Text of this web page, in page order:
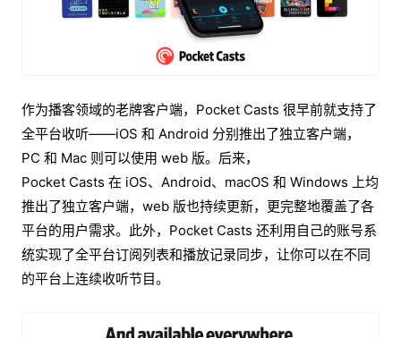
作为播客领域的老牌客户端，Pocket Casts 很早前就支持了
全平台收听——iOS 和 Android 分别推出了独立客户端，
PC 和 Mac 则可以使用 web 版。后来，
Pocket Casts 在 iOS、Android、macOS 和 Windows 上均
推出了独立客户端，web 版也持续更新，更完整地覆盖了各
平台的用户需求。此外，Pocket Casts 还利用自己的账号系
统实现了全平台订阅列表和播放记录同步，让你可以在不同
的平台上连续收听节目。